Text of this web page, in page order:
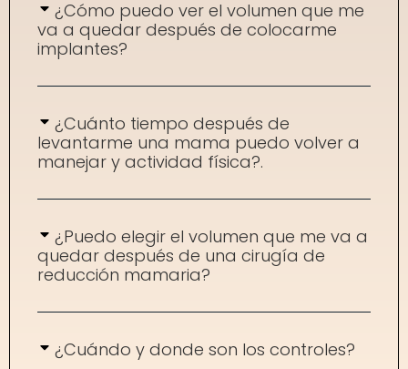
¿Cómo puedo ver el volumen que me
va a quedar después de colocarme
implantes?
¿Cuánto tiempo después de
levantarme una mama puedo volver a
manejar y actividad física?.
¿Puedo elegir el volumen que me va a
quedar después de una cirugía de
reducción mamaria?
¿Cuándo y donde son los controles?